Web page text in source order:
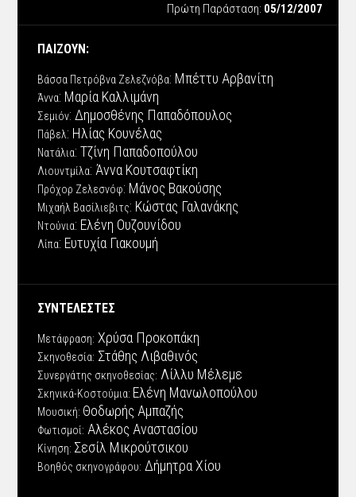
Πρώτη Παράσταση: 05/12/2007
ΠΑΙΖΟΥΝ:
Βάσσα Πετρόβνα Ζελεζνόβα: Μπέττυ Αρβανίτη
Άννα: Μαρία Καλλιμάνη
Σεμιόν: Δημοσθένης Παπαδόπουλος
Πάβελ: Ηλίας Κουνέλας
Νατάλια: Τζίνη Παπαδοπούλου
Λιουντμίλα: Άννα Κουτσαφτίκη
Πρόχορ Ζελεσνόφ: Μάνος Βακούσης
Μιχαήλ Βασίλιεβιτς: Κώστας Γαλανάκης
Ντούνια: Ελένη Ουζουνίδου
Λίπα: Ευτυχία Γιακουμή
ΣΥΝΤΕΛΕΣΤΕΣ
Μετάφραση: Χρύσα Προκοπάκη
Σκηνοθεσία: Στάθης Λιβαθινός
Συνεργάτης σκηνοθεσίας: Λίλλυ Μέλεμε
Σκηνικά-Κοστούμια: Ελένη Μανωλοπούλου
Μουσική: Θοδωρής Αμπαζής
Φωτισμοί: Αλέκος Αναστασίου
Κίνηση: Σεσίλ Μικρούτσικου
Βοηθός σκηνογράφου: Δήμητρα Χίου